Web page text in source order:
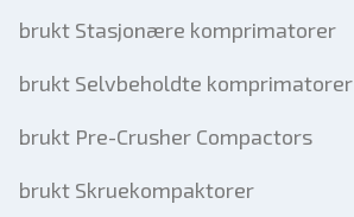
brukt Stasjonære komprimatorer
brukt Selvbeholdte komprimatorer
brukt Pre-Crusher Compactors
brukt Skruekompaktorer